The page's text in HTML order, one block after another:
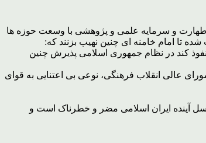
طهارت و سرمایه علمی و پژوهشی با وسعت حوزه ها
تا امام خامنه ای چنین نهیب بزنند که:
کند در نظام جمهوری اسلامی پذیرش چنین
یعنی شورای عالی انقلاب فرهنگی، نوعی بی اعتنایی به قوای
گوناگون برای فرهنگ و تربیت نسل آینده ایران اسلامی مضر و خطرناک است و